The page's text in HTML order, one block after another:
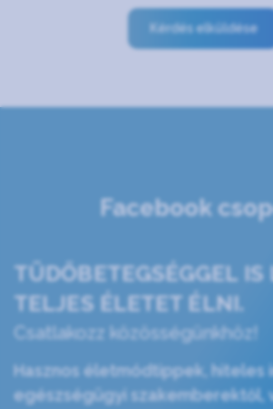
Kérdés elküldése
Facebook
TÜDŐBETEGSÉGGEL IS
TELJES ÉLETET ÉLNI.
Csatlakozz közösségünkhöz!
Hasznos életmódtippek, hiteles
egészségügyi szakemberektől,